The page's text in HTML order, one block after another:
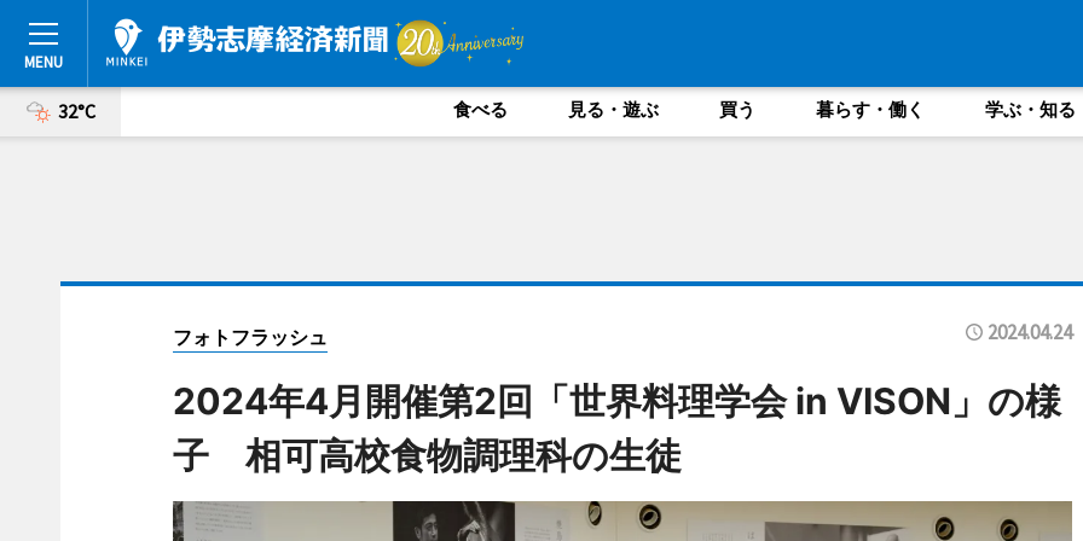
32°C 食べる 見る・遊ぶ 買う 暮らす・働く 学ぶ・知る
フォトフラッシュ 2024.04.24
2024年4月開催第2回「世界料理学会 in VISON」の様
子 相可高校食物調理科の生徒